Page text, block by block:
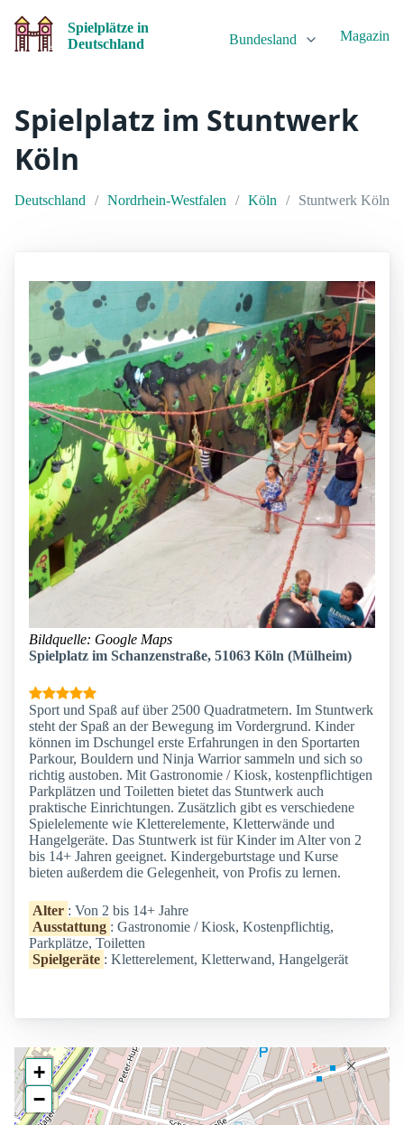
Spielplätze in
Deutschland
Bundesland Magazin
Spielplatz im Stuntwerk
Köln
Deutschland Nordrhein-Westfalen Köln Stuntwerk Köln
Bildquelle: Google Maps
Spielplatz im Schanzenstraße, 51063 Köln (Mülheim)
Sport und Spaß auf über 2500 Quadratmetern. Im Stuntwerk
steht der Spaß an der Bewegung im Vordergrund. Kinder
können im Dschungel erste Erfahrungen in den Sportarten
Parkour, Bouldern und Ninja Warrior sammeln und sich so
richtig austoben. Mit Gastronomie / Kiosk, kostenpflichtigen
Parkplätzen und Toiletten bietet das Stuntwerk auch
praktische Einrichtungen. Zusätzlich gibt es verschiedene
Spielelemente wie Kletterelemente, Kletterwände und
Hangelgeräte. Das Stuntwerk ist für Kinder im Alter von 2
bis 14+ Jahren geeignet. Kindergeburtstage und Kurse
bieten außerdem die Gelegenheit, von Profis zu lernen.
Alter : Von 2 bis 14+ Jahre
Ausstattung : Gastronomie / Kiosk, Kostenpflichtig,
Parkplätze, Toiletten
Spielgeräte : Kletterelement, Kletterwand, Hangelgerät
+
−